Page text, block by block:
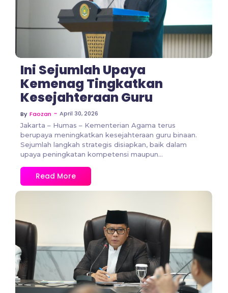
Ini Sejumlah Upaya
Kemenag Tingkatkan
Kesejahteraan Guru
By Faozan ~ April 30, 2026
Jakarta – Humas – Kementerian Agama terus
berupaya meningkatkan kesejahteraan guru binaan.
Sejumlah langkah strategis disiapkan, baik dalam
upaya peningkatan kompetensi maupun...
Read More
No Comments